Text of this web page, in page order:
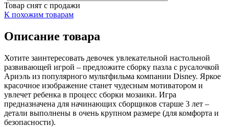
Товар снят с продажи
К похожим товарам
Описание товара
Хотите заинтересовать девочек увлекательной настольной
развивающей игрой – предложите сборку пазла с русалочкой
Ариэль из популярного мультфильма компании Disney. Яркое
красочное изображение станет чудесным мотиватором и
увлечет ребенка в процесс сборки мозаики. Игра
предназначена для начинающих сборщиков старше 3 лет –
детали выполнены в очень крупном размере (для комфорта и
безопасности).